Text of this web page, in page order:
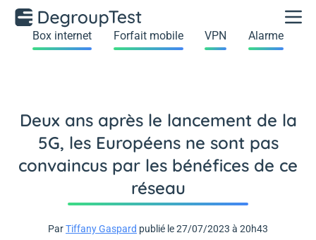
Box internet Forfait mobile VPN Alarme
Deux ans après le lancement de la
5G, les Européens ne sont pas
convaincus par les bénéfices de ce
réseau
ParTiffany Gaspard publié le 27/07/2023 à 20h43